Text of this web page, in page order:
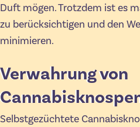
Duft mögen. Trotzdem ist es
zu berücksichtigen und den
minimieren.
Verwahrung von
Selbstgezüchtete